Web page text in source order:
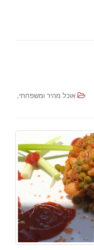
אוכל מהיר ומשפחתי,